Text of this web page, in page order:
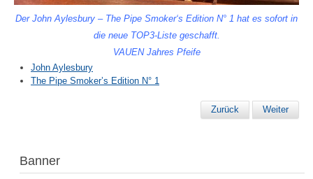
Der John Aylesbury – The Pipe Smoker‘s Edition N° 1 hat es sofort in
die neue TOP3-Liste geschafft.
VAUEN Jahres Pfeife
John Aylesbury
The Pipe Smoker’s Edition N° 1
Zurück Weiter
Banner